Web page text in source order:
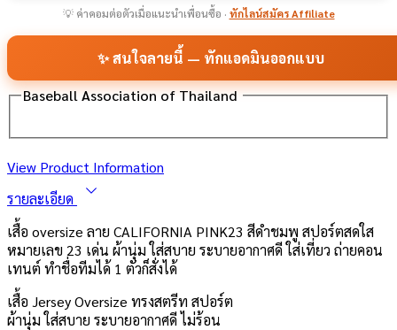
💡 ค่าคอมต่อตัวเมื่อแนะนำเพื่อนซื้อ · ทักไลน์สมัคร Affiliate
✨ สนใจลายนี้ — ทักแอดมินออกแบบ
Baseball Association of Thailand
View Product Information
รายละเอียด
เสื้อ oversize ลาย CALIFORNIA PINK23 สีดำชมพู สปอร์ตสดใส
หมายเลข 23 เด่น ผ้านุ่ม ใส่สบาย ระบายอากาศดี ใส่เที่ยว ถ่ายคอน
เทนต์ ทำชื่อทีมได้ 1 ตัวก็สั่งได้
เสื้อ Jersey Oversize ทรงสตรีท สปอร์ต
ผ้านุ่ม ใส่สบาย ระบายอากาศดี ไม่ร้อน